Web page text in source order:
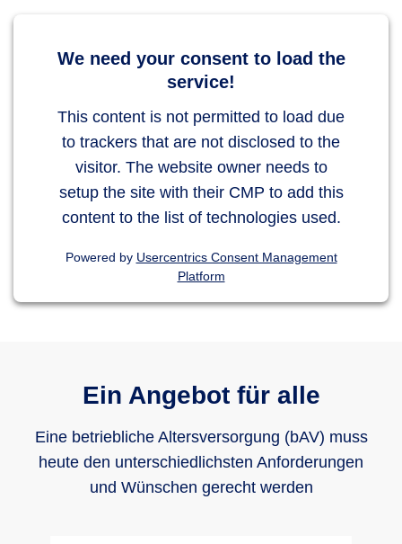
We need your consent to load the
service!
This content is not permitted to load due
to trackers that are not disclosed to the
visitor. The website owner needs to
setup the site with their CMP to add this
content to the list of technologies used.
Powered by Usercentrics Consent Management
Platform
Ein Angebot für alle
Eine betriebliche Altersversorgung (bAV) muss
heute den unterschiedlichsten Anforderungen
und Wünschen gerecht werden